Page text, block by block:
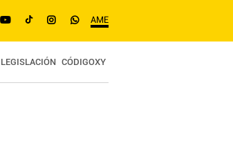
AME
LEGISLACIÓN CÓDIGOXY